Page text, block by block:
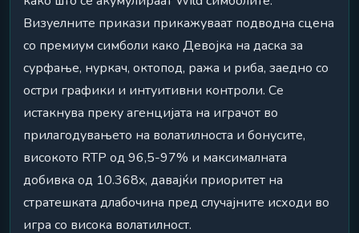
Визуелните прикази прикажуваат подводна сцена
со премиум симболи како Девојка на даска за
сурфање, нуркач, октопод, ража и риба, заедно со
остри графики и интуитивни контроли. Се
истакнува преку агенцијата на играчот во
прилагодувањето на волатилноста и бонусите,
високото RTP од 96,5-97% и максималната
добивка од 10.368x, давајќи приоритет на
стратешката длабочина пред случајните исходи во
игра со висока волатилност.